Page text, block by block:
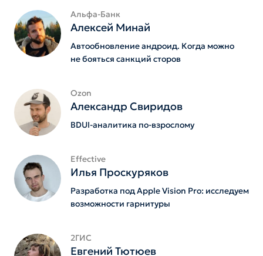
Альфа-Банк
Алексей Минай
Автообновление андроид. Когда можно
не бояться санкций сторов
Ozon
Александр Свиридов
BDUI-аналитика по-взрослому
Effective
Илья Проскуряков
Разработка под Apple Vision Pro: исследуем
возможности гарнитуры
2ГИС
Евгений Тютюев